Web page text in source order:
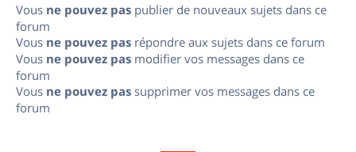
Vous ne pouvez pas publier de nouveaux sujets dans ce
forum
Vous ne pouvez pas répondre aux sujets dans ce forum
Vous ne pouvez pas modifier vos messages dans ce
forum
Vous ne pouvez pas supprimer vos messages dans ce
forum